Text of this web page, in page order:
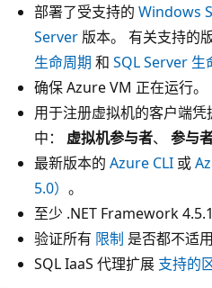
部署了受支持的 Windows
Server 版本。 有关支持的
生命周期 和 SQL Server 生
确保 Azure VM 正在运行。
用于注册虚拟机的客户端
中： 虚拟机参与者、 参与
最新版本的 Azure CLI 或
5.0） 。
至少 .NET Framework
验证所有 限制 是否都不适
SQL IaaS 代理扩展 支持的